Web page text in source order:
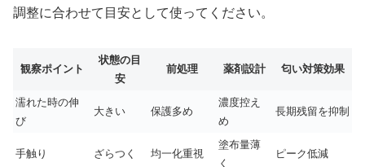
調整に合わせて目安として使ってください。
観察ポイント
状態の目
安
前処理 薬剤設計 匂い対策効果
濡れた時の伸
び
大きい 保護多め
濃度控え
め
長期残留を抑制
手触り ざらつく 均一化重視
塗布量薄
く
ピーク低減